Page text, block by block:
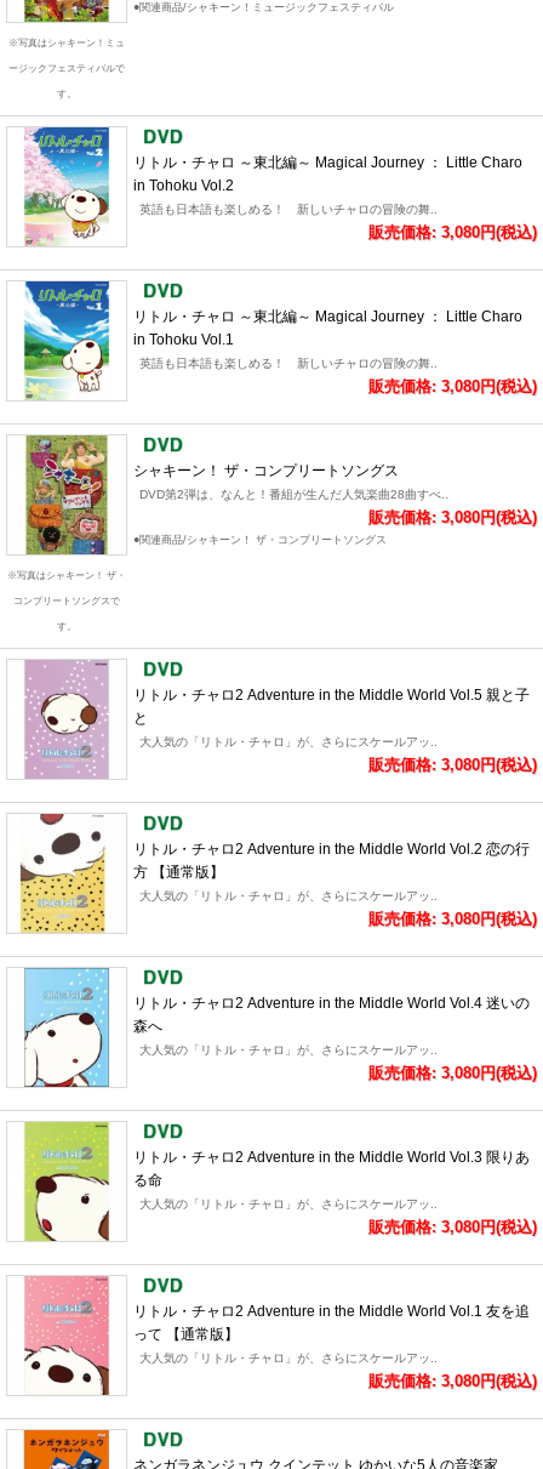
※写真はシャキーン！ミュ
ージックフェスティバルで
す。
●関連商品/シャキーン！ミュージックフェスティバル
リトル・チャロ ～東北編～ Magical Journey ： Little Charo
in Tohoku Vol.2
英語も日本語も楽しめる！ 新しいチャロの冒険の舞..
販売価格: 3,080円(税込)
リトル・チャロ ～東北編～ Magical Journey ： Little Charo
in Tohoku Vol.1
英語も日本語も楽しめる！ 新しいチャロの冒険の舞..
販売価格: 3,080円(税込)
※写真はシャキーン！ ザ・
コンプリートソングスで
す。
シャキーン！ ザ・コンプリートソングス
DVD第2弾は、なんと！番組が生んだ人気楽曲28曲すべ..
販売価格: 3,080円(税込)
●関連商品/シャキーン！ ザ・コンプリートソングス
リトル・チャロ2 Adventure in the Middle World Vol.5 親と子
と
大人気の「リトル・チャロ」が、さらにスケールアッ..
販売価格: 3,080円(税込)
リトル・チャロ2 Adventure in the Middle World Vol.2 恋の行
方 【通常版】
大人気の「リトル・チャロ」が、さらにスケールアッ..
販売価格: 3,080円(税込)
リトル・チャロ2 Adventure in the Middle World Vol.4 迷いの
森へ
大人気の「リトル・チャロ」が、さらにスケールアッ..
販売価格: 3,080円(税込)
リトル・チャロ2 Adventure in the Middle World Vol.3 限りあ
る命
大人気の「リトル・チャロ」が、さらにスケールアッ..
販売価格: 3,080円(税込)
リトル・チャロ2 Adventure in the Middle World Vol.1 友を追
って 【通常版】
大人気の「リトル・チャロ」が、さらにスケールアッ..
販売価格: 3,080円(税込)
ネンガラネンジュウ クインテット ゆかいな5人の音楽家